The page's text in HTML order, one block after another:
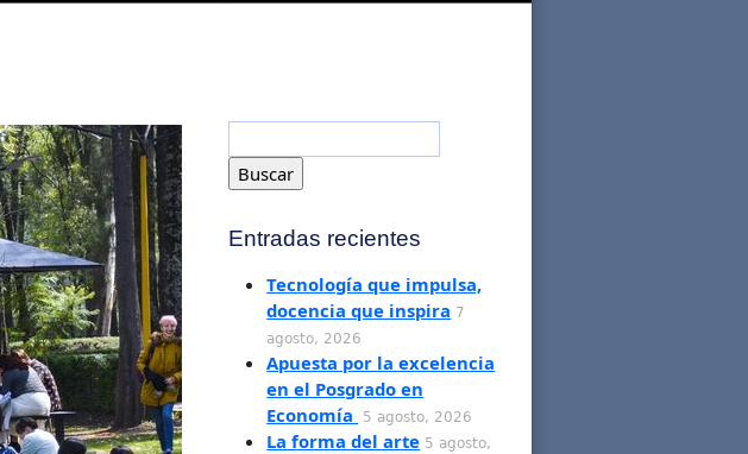
Entradas recientes
Tecnología que impulsa,
docencia que inspira 7
agosto, 2026
Apuesta por la excelencia
en el Posgrado en
Economía
5 agosto, 2026
La forma del arte 5 agosto,